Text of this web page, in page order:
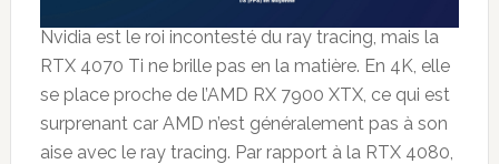
Nvidia est le roi incontesté du ray tracing, mais la
RTX 4070 Ti ne brille pas en la matière. En 4K, elle
se place proche de l’AMD RX 7900 XTX, ce qui est
surprenant car AMD n’est généralement pas à son
aise avec le ray tracing. Par rapport à la RTX 4080,